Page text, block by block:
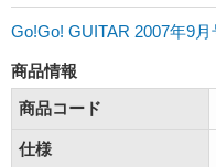
Go!Go! GUITAR 2007年9
商品情報
商品コード
仕様